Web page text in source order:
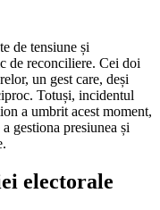
de tensiune și
de reconciliere. Cei doi
un gest care, deși
Totuși, incidentul
a umbrit acest moment,
gestiona presiunea și
electorale